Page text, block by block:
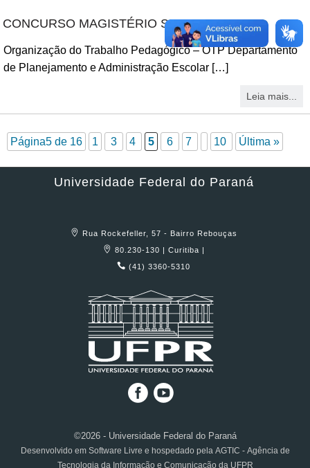
CONCURSO MAGISTÉRIO SUPERIOR – OTP
Organização do Trabalho Pedagógico – OTP Departamento
de Planejamento e Administração Escolar […]
Leia mais...
Página5 de 16 1 3 4 5 6 7 10 Última »
Universidade Federal do Paraná
Rua Rockefeller, 57 - Bairro Rebouças
80.230-130 | Curitiba |
(41) 3360-5310
©2026 - Universidade Federal do Paraná
Desenvolvido em Software Livre e hospedado pela AGTIC - Agência de
Tecnologia da Informação e Comunicação da UFPR